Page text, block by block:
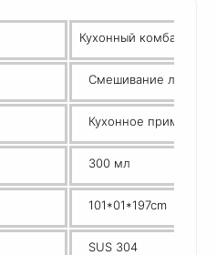
Кухонный комбайн
Смешивание лезвия
Кухонное
300 мл
101*01*197cm
SUS 304